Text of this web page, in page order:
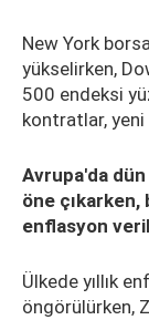
New York
yükselirken,
500 endeksi
kontratlar, yeni
Avrupa'da dün
öne çıkarken,
enflasyon
Ülkede yıllık
öngörülürken,